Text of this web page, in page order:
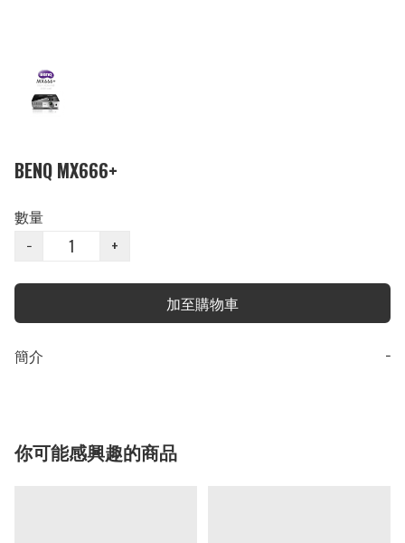
BENQ MX666+
數量
−
+
加至購物車
簡介 −
你可能感興趣的商品